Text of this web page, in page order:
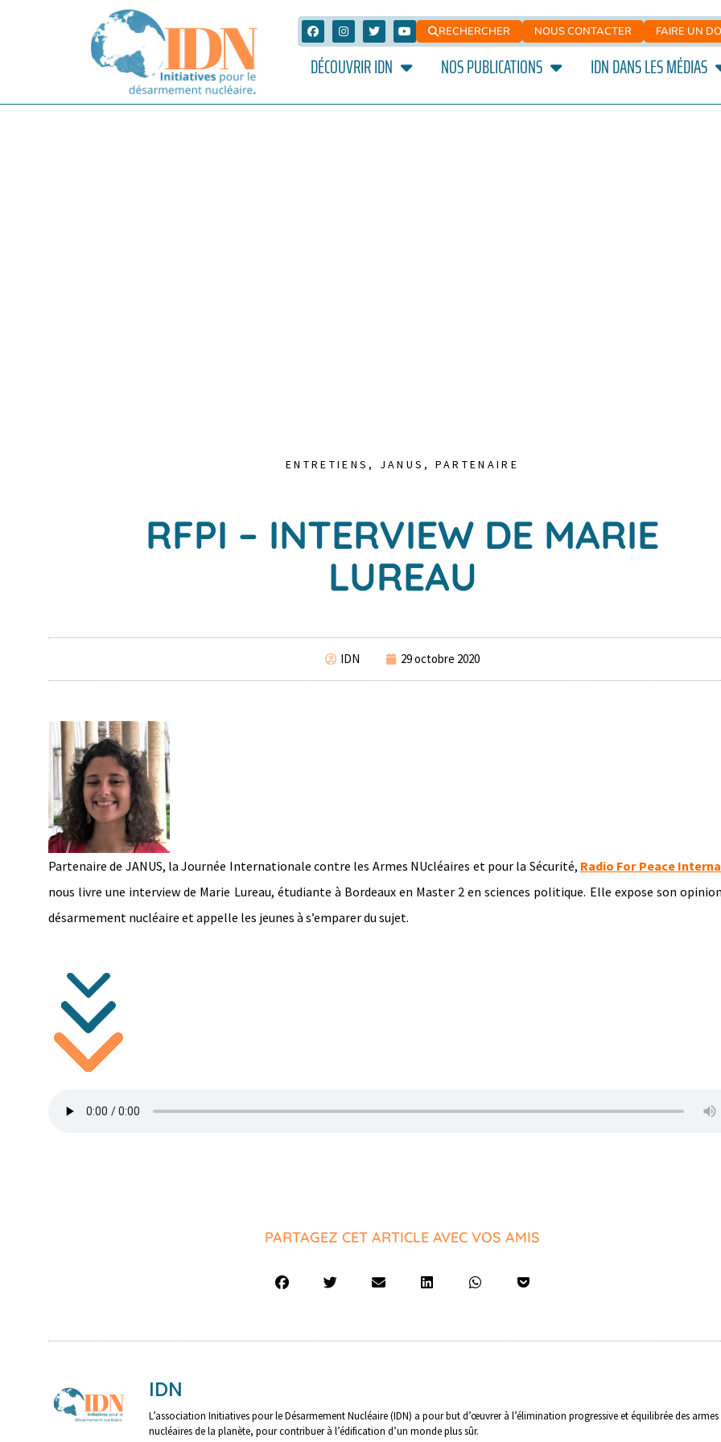
RECHERCHER NOUS CONTACTER FAIRE UN
DÉCOUVRIR IDN NOS PUBLICATIONS IDN DANS LES MÉDIAS
ENTRETIENS , JANUS , PARTENAIRE
RFPI – INTERVIEW DE MARIE
LUREAU
IDN 29 octobre 2020
Partenaire de JANUS, la Journée Internationale contre les Armes NUcléaires et pour la Sécurité, Radio For Peace
nous livre une interview de Marie Lureau, étudiante à Bordeaux en Master 2 en sciences politique. Elle expose son
désarmement nucléaire et appelle les jeunes à s’emparer du sujet.
PARTAGEZ CET ARTICLE AVEC VOS AMIS
IDN
L’association Initiatives pour le Désarmement Nucléaire (IDN) a pour but d’œuvrer à l’élimination progressive et équilibrée des armes
nucléaires de la planète, pour contribuer à l’édification d’un monde plus sûr.